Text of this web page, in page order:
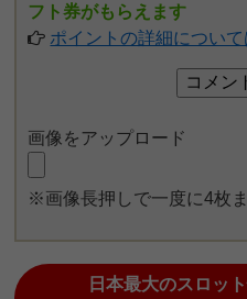
フト券がもらえます
ポイントの詳細について
画像をアップロード
※画像長押しで一度に4枚
日本最大のスロッ